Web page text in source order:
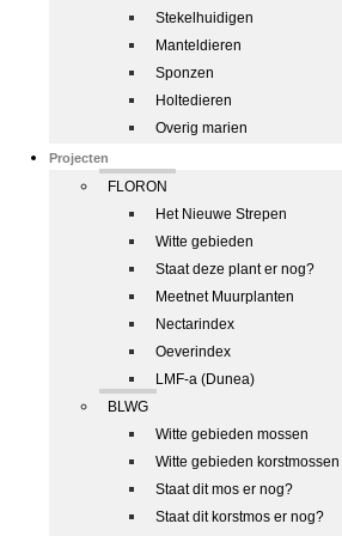
Stekelhuidigen
Manteldieren
Sponzen
Holtedieren
Overig marien
Projecten
FLORON
Het Nieuwe Strepen
Witte gebieden
Staat deze plant er nog?
Meetnet Muurplanten
Nectarindex
Oeverindex
LMF-a (Dunea)
BLWG
Witte gebieden mossen
Witte gebieden korstmossen
Staat dit mos er nog?
Staat dit korstmos er nog?